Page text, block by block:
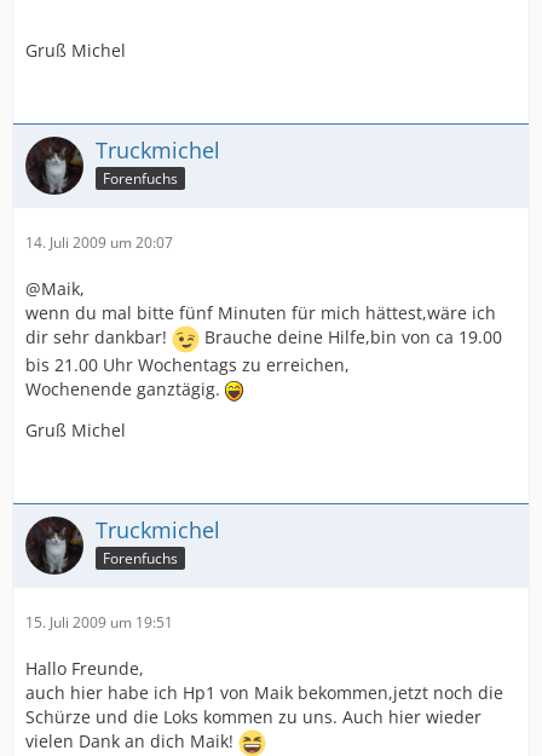
Gruß Michel
Truckmichel
Forenfuchs
14. Juli 2009 um 20:07
@Maik,
wenn du mal bitte fünf Minuten für mich hättest,wäre ich
dir sehr dankbar!
Brauche deine Hilfe,bin von ca 19.00
bis 21.00 Uhr Wochentags zu erreichen,
Wochenende ganztägig.
Gruß Michel
Truckmichel
Forenfuchs
15. Juli 2009 um 19:51
Hallo Freunde,
auch hier habe ich Hp1 von Maik bekommen,jetzt noch die
Schürze und die Loks kommen zu uns. Auch hier wieder
vielen Dank an dich Maik!